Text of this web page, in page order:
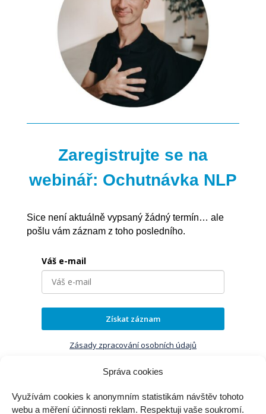
Správa cookies
Využívám cookies k anonymním statistikám návštěv tohoto
webu a měření účinnosti reklam. Respektuji vaše soukromí.
Zaregistrujte se na
webinář: Ochutnávka NLP
Sice není aktuálně vypsaný žádný termín… ale
pošlu vám záznam z toho posledního.
Váš e-mail
Získat záznam
Zásady zpracování osobních údajů